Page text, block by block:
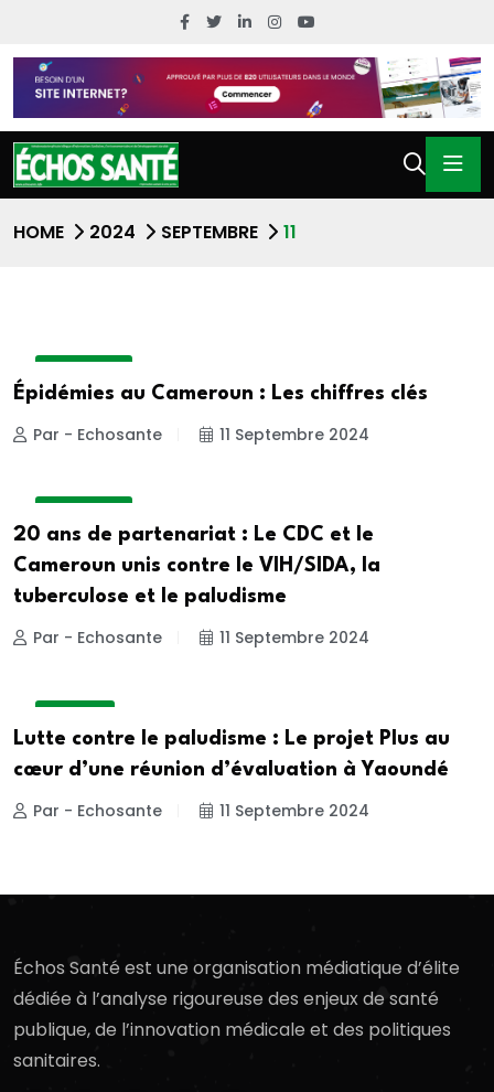
HOME 2024 SEPTEMBRE 11
Épidémies au Cameroun : Les chiffres clés
Par - Echosante 11 Septembre 2024
20 ans de partenariat : Le CDC et le
Cameroun unis contre le VIH/SIDA, la
tuberculose et le paludisme
Par - Echosante 11 Septembre 2024
Lutte contre le paludisme : Le projet Plus au
cœur d’une réunion d’évaluation à Yaoundé
Par - Echosante 11 Septembre 2024
Échos Santé est une organisation médiatique d’élite
dédiée à l’analyse rigoureuse des enjeux de santé
publique, de l’innovation médicale et des politiques
sanitaires.